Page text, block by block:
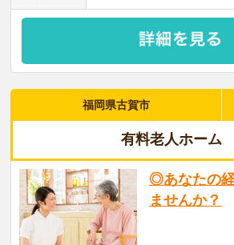
福岡県古賀市
有料老人ホーム
◎あなたの
ませんか？